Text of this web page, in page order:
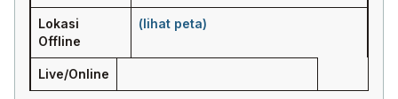
Lokasi
Offline
(lihat peta)
Live/Online